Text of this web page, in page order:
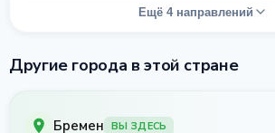
Ещё 4 направлений
Другие города в этой стране
Бремен ВЫ ЗДЕСЬ